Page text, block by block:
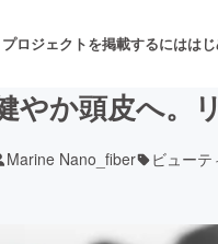
プロジェクトを掲載するにはは
やか頭皮へ。
Marine Nano_fiber ビュー